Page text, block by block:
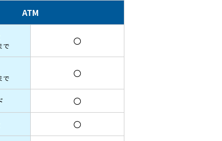
ATM
で 〇
で 〇
〇
〇